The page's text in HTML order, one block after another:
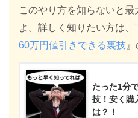
このやり方を知らないと
よ。詳しく知りたい方は、
60万円値引きできる裏技
たった1分
技！安く購
は？！